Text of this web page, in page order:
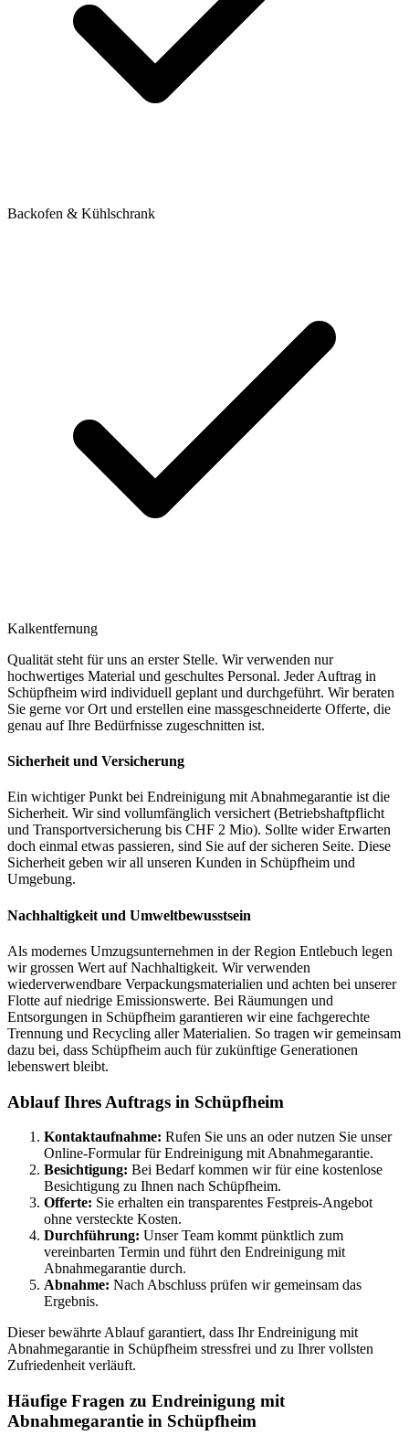
Backofen & Kühlschrank
Kalkentfernung
Qualität steht für uns an erster Stelle. Wir verwenden nur
hochwertiges Material und geschultes Personal. Jeder Auftrag in
Schüpfheim wird individuell geplant und durchgeführt. Wir beraten
Sie gerne vor Ort und erstellen eine massgeschneiderte Offerte, die
genau auf Ihre Bedürfnisse zugeschnitten ist.
Sicherheit und Versicherung
Ein wichtiger Punkt bei Endreinigung mit Abnahmegarantie ist die
Sicherheit. Wir sind vollumfänglich versichert (Betriebshaftpflicht
und Transportversicherung bis CHF 2 Mio). Sollte wider Erwarten
doch einmal etwas passieren, sind Sie auf der sicheren Seite. Diese
Sicherheit geben wir all unseren Kunden in Schüpfheim und
Umgebung.
Nachhaltigkeit und Umweltbewusstsein
Als modernes Umzugsunternehmen in der Region Entlebuch legen
wir grossen Wert auf Nachhaltigkeit. Wir verwenden
wiederverwendbare Verpackungsmaterialien und achten bei unserer
Flotte auf niedrige Emissionswerte. Bei Räumungen und
Entsorgungen in Schüpfheim garantieren wir eine fachgerechte
Trennung und Recycling aller Materialien. So tragen wir gemeinsam
dazu bei, dass Schüpfheim auch für zukünftige Generationen
lebenswert bleibt.
Ablauf Ihres Auftrags in Schüpfheim
Kontaktaufnahme: Rufen Sie uns an oder nutzen Sie unser
Online-Formular für Endreinigung mit Abnahmegarantie.
Besichtigung: Bei Bedarf kommen wir für eine kostenlose
Besichtigung zu Ihnen nach Schüpfheim.
Offerte: Sie erhalten ein transparentes Festpreis-Angebot
ohne versteckte Kosten.
Durchführung: Unser Team kommt pünktlich zum
vereinbarten Termin und führt den Endreinigung mit
Abnahmegarantie durch.
Abnahme: Nach Abschluss prüfen wir gemeinsam das
Ergebnis.
Dieser bewährte Ablauf garantiert, dass Ihr Endreinigung mit
Abnahmegarantie in Schüpfheim stressfrei und zu Ihrer vollsten
Zufriedenheit verläuft.
Häufige Fragen zu Endreinigung mit
Abnahmegarantie in Schüpfheim